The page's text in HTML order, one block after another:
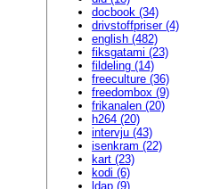
docbook (34)
drivstoffpriser (4)
english (482)
fiksgatami (23)
fildeling (14)
freeculture (36)
freedombox (9)
frikanalen (20)
h264 (20)
intervju (43)
isenkram (22)
kart (23)
kodi (6)
ldap (9)